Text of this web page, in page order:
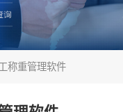
称重管理软件